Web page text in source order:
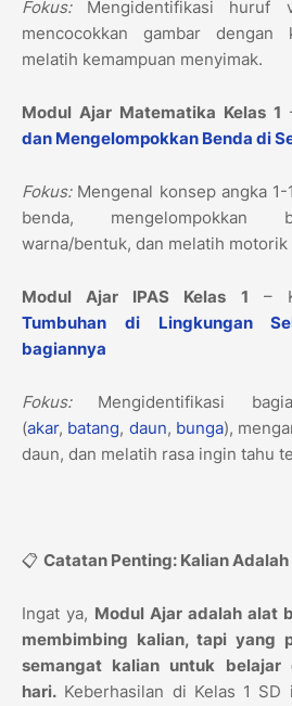
Fokus:Mengidentifikasi huruf
mencocokkan gambar dengan
melatih kemampuan menyimak.
Modul Ajar Matematika Kelas 1
dan Mengelompokkan Benda di
Fokus:Mengenal konsep angka
benda, mengelompokkan
warna/bentuk, dan melatih motorik
Modul Ajar IPAS Kelas 1 –
Tumbuhan di Lingkungan
bagiannya
Fokus:Mengidentifikasi
(akar, batang, daun, bunga),
daun, dan melatih rasa ingin tahu
📋 Catatan Penting: Kalian
Ingat ya, Modul Ajar adalah alat
membimbing kalian, tapi yang
semangat kalian untuk belajar
hari. Keberhasilan di Kelas 1 SD